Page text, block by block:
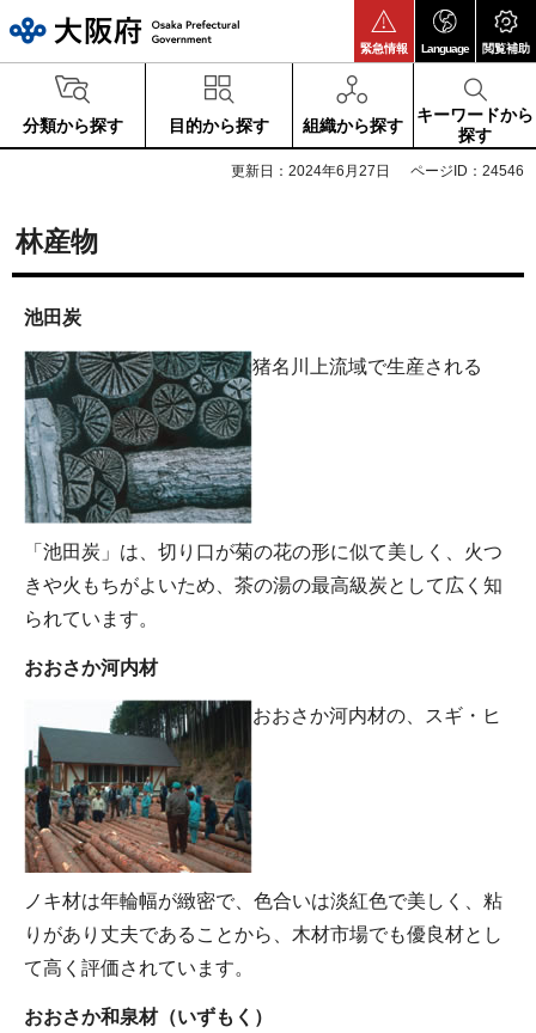
緊急情報 Language 閲覧補助
分類から探す 目的から探す 組織から探す
キーワードから
探す
更新日：2024年6月27日 ページID：24546
林産物
池田炭
猪名川上流域で生産される
「池田炭」は、切り口が菊の花の形に似て美しく、火つ
きや火もちがよいため、茶の湯の最高級炭として広く知
られています。
おおさか河内材
おおさか河内材の、スギ・ヒ
ノキ材は年輪幅が緻密で、色合いは淡紅色で美しく、粘
りがあり丈夫であることから、木材市場でも優良材とし
て高く評価されています。
おおさか和泉材（いずもく）